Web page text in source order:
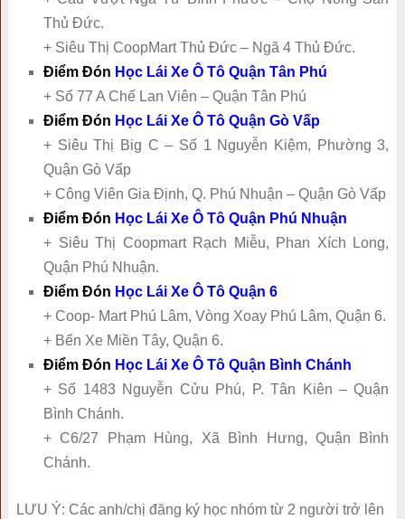
Thủ Đức.
+ Siêu Thị CoopMart Thủ Đức – Ngã 4 Thủ Đức.
Điểm Đón Học Lái Xe Ô Tô Quận Tân Phú
+ Số 77 A Chế Lan Viên – Quận Tân Phú
Điểm Đón Học Lái Xe Ô Tô Quận Gò Vấp
+ Siêu Thị Big C – Số 1 Nguyễn Kiệm, Phường 3,
Quận Gò Vấp
+ Công Viên Gia Định, Q. Phú Nhuận – Quận Gò Vấp
Điểm Đón Học Lái Xe Ô Tô Quận Phú Nhuận
+ Siêu Thị Coopmart Rạch Miễu, Phan Xích Long,
Quận Phú Nhuận.
Điểm Đón Học Lái Xe Ô Tô Quận 6
+ Coop- Mart Phú Lâm, Vòng Xoay Phú Lâm, Quận 6.
+ Bến Xe Miền Tây, Quận 6.
Điểm Đón Học Lái Xe Ô Tô Quận Bình Chánh
+ Số 1483 Nguyễn Cửu Phú, P. Tân Kiên – Quận
Bình Chánh.
+ C6/27 Phạm Hùng, Xã Bình Hưng, Quận Bình
Chánh.
LƯU Ý: Các anh/chị đăng ký học nhóm từ 2 người trở lên